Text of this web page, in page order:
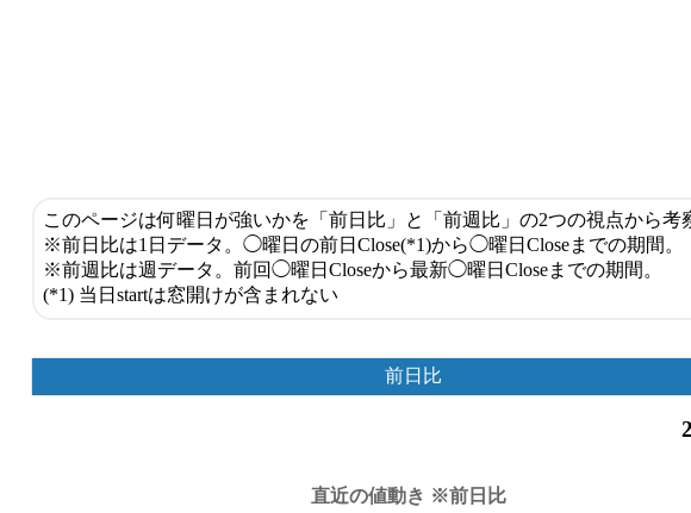
このページは何曜日が強いかを「前日比」と「前週比」の2つの視点から考
※前日比は1日データ。◯曜日の前日Close(*1)から◯曜日Closeまでの期間。
※前週比は週データ。前回◯曜日Closeから最新◯曜日Closeまでの期間。
(*1) 当日startは窓開けが含まれない
前日比
直近の値動き ※前日比